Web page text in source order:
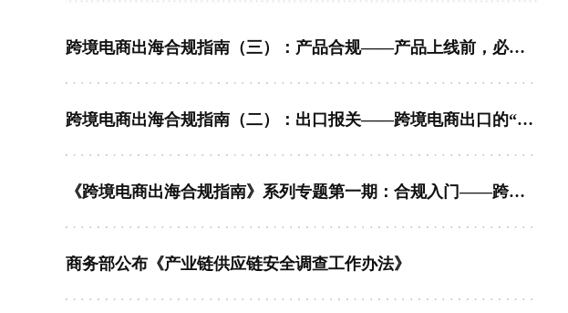
跨境电商出海合规指南（三）：产品合规——产品上线前，必须完成的自查清单
跨境电商出海合规指南（二）：出口报关——跨境电商出口的“第一道关口”
《跨境电商出海合规指南》系列专题第一期：合规入门——跨境电商出口合规“总纲”
商务部公布《产业链供应链安全调查工作办法》